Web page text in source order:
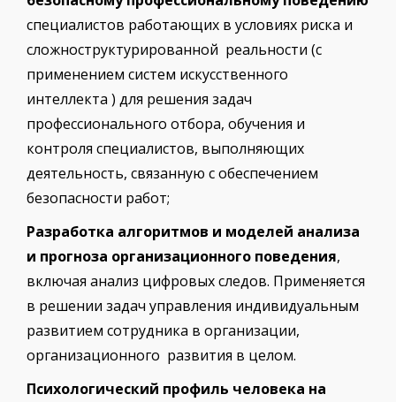
специалистов работающих в условиях риска и
сложноструктурированной реальности (с
применением систем искусственного
интеллекта ) для решения задач
профессионального отбора, обучения и
контроля специалистов, выполняющих
деятельность, связанную с обеспечением
безопасности работ;
Разработка алгоритмов и моделей анализа
и прогноза организационного поведения,
включая анализ цифровых следов. Применяется
в решении задач управления индивидуальным
развитием сотрудника в организации,
организационного развития в целом.
Психологический профиль человека на